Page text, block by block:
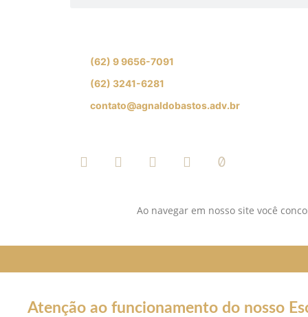
(62) 9 9656-7091
(62) 3241-6281
contato@agnaldobastos.adv.br
Ao navegar em nosso site você
Atenção ao funcionamento do nosso